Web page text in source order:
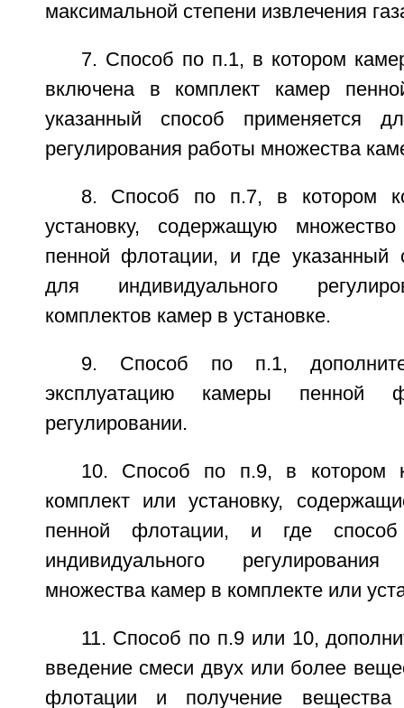
максимальной степени извлечения
7. Способ по п.1, в котором
включена в комплект камер
указанный способ применяется
регулирования работы множества
8. Способ по п.7, в котором
установку, содержащую
пенной флотации, и где указанный
для индивидуального
комплектов камер в установке.
9. Способ по п.1,
эксплуатацию камеры пенной
регулировании.
10. Способ по п.9, в котором
комплект или установку,
пенной флотации, и где способ
индивидуального
множества камер в комплекте или
11. Способ по п.9 или 10,
введение смеси двух или более
флотации и получение